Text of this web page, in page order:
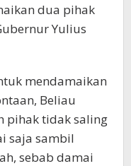
dua pihak
Yulius
mendamaikan
Beliau
pihak tidak saling
saja sambil
sebab damai